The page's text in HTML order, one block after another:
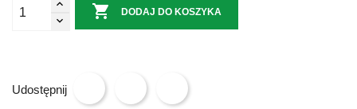
 DODAJ DO KOSZYKA
Udostępnij